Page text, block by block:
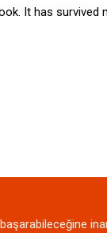
It has survived